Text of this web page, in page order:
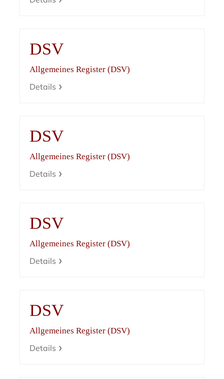
DSV
Allgemeines Register (DSV)
Details
DSV
Allgemeines Register (DSV)
Details
DSV
Allgemeines Register (DSV)
Details
DSV
Allgemeines Register (DSV)
Details